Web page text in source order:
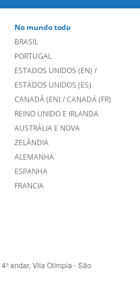
No mundo todo
BRASIL
PORTUGAL
ESTADOS UNIDOS (EN)/
ESTADOS UNIDOS (ES)
CANADÁ (EN) /CANADÁ (FR)
REINO UNIDO E IRLANDA
AUSTRÁLIA E NOVA
ZELÂNDIA
ALEMANHA